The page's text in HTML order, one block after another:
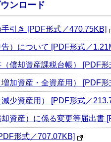
ンロード
引き [PDF形式／470.75KB]
）について [PDF形式／
償却資産課税台帳） [PDF形
加資産・全資産用） [PDF形
少資産用） [PDF形式／
資産）に係る変更等届出書
形式／707.07KB]